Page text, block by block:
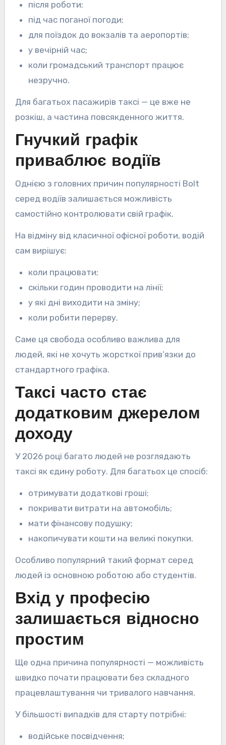
після роботи;
під час поганої погоди;
для поїздок до вокзалів та аеропортів;
у вечірній час;
коли громадський транспорт працює
незручно.
Для багатьох пасажирів таксі — це вже не
розкіш, а частина повсякденного життя.
Гнучкий графік
приваблює водіїв
Однією з головних причин популярності Bolt
серед водіїв залишається можливість
самостійно контролювати свій графік.
На відміну від класичної офісної роботи, водій
сам вирішує:
коли працювати;
скільки годин проводити на лінії;
у які дні виходити на зміну;
коли робити перерву.
Саме ця свобода особливо важлива для
людей, які не хочуть жорсткої прив’язки до
стандартного графіка.
Таксі часто стає
додатковим джерелом
доходу
У 2026 році багато людей не розглядають
таксі як єдину роботу. Для багатьох це спосіб:
отримувати додаткові гроші;
покривати витрати на автомобіль;
мати фінансову подушку;
накопичувати кошти на великі покупки.
Особливо популярний такий формат серед
людей із основною роботою або студентів.
Вхід у професію
залишається відносно
простим
Ще одна причина популярності — можливість
швидко почати працювати без складного
працевлаштування чи тривалого навчання.
У більшості випадків для старту потрібні:
водійське посвідчення;